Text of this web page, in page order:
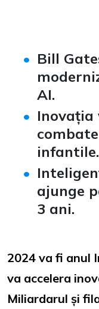
Bill
AI.
Inovația
infantile.
ajunge
3 ani.
2024 va fi anul
va accelera
Miliardarul și